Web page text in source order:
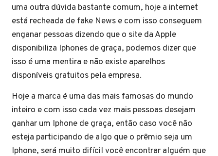
uma outra dúvida bastante comum, hoje a internet
está recheada de fake News e com isso conseguem
enganar pessoas dizendo que o site da Apple
disponibiliza Iphones de graça, podemos dizer que
isso é uma mentira e não existe aparelhos
disponíveis gratuitos pela empresa.
Hoje a marca é uma das mais famosas do mundo
inteiro e com isso cada vez mais pessoas desejam
ganhar um Iphone de graça, então caso você não
esteja participando de algo que o prêmio seja um
Iphone, será muito difícil você encontrar alguém que